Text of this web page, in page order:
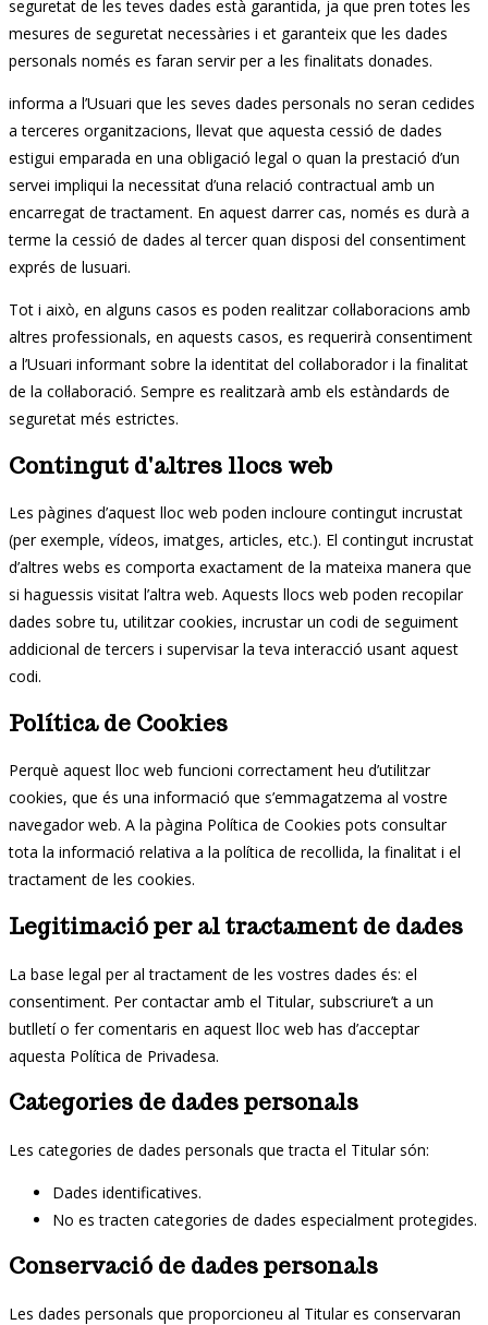
seguretat de les teves dades està garantida, ja que pren totes les
mesures de seguretat necessàries i et garanteix que les dades
personals només es faran servir per a les finalitats donades.
informa a l’Usuari que les seves dades personals no seran cedides
a terceres organitzacions, llevat que aquesta cessió de dades
estigui emparada en una obligació legal o quan la prestació d’un
servei impliqui la necessitat d’una relació contractual amb un
encarregat de tractament. En aquest darrer cas, només es durà a
terme la cessió de dades al tercer quan disposi del consentiment
exprés de lusuari.
Tot i això, en alguns casos es poden realitzar col·laboracions amb
altres professionals, en aquests casos, es requerirà consentiment
a l’Usuari informant sobre la identitat del col·laborador i la finalitat
de la col·laboració. Sempre es realitzarà amb els estàndards de
seguretat més estrictes.
Contingut d'altres llocs web
Les pàgines d’aquest lloc web poden incloure contingut incrustat
(per exemple, vídeos, imatges, articles, etc.). El contingut incrustat
d’altres webs es comporta exactament de la mateixa manera que
si haguessis visitat l’altra web. Aquests llocs web poden recopilar
dades sobre tu, utilitzar cookies, incrustar un codi de seguiment
addicional de tercers i supervisar la teva interacció usant aquest
codi.
Política de Cookies
Perquè aquest lloc web funcioni correctament heu d’utilitzar
cookies, que és una informació que s’emmagatzema al vostre
navegador web. A la pàgina Política de Cookies pots consultar
tota la informació relativa a la política de recollida, la finalitat i el
tractament de les cookies.
Legitimació per al tractament de dades
La base legal per al tractament de les vostres dades és: el
consentiment. Per contactar amb el Titular, subscriure’t a un
butlletí o fer comentaris en aquest lloc web has d’acceptar
aquesta Política de Privadesa.
Categories de dades personals
Les categories de dades personals que tracta el Titular són:
Dades identificatives.
No es tracten categories de dades especialment protegides.
Conservació de dades personals
Les dades personals que proporcioneu al Titular es conservaran